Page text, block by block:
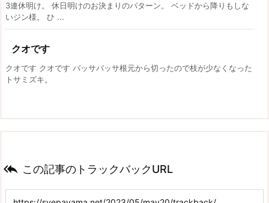
3連休明け。 休日明けのお決まりのパターン。 ベッドから降りもしな
いジン様。 ひ ...
クオです
クオです クオです バッサバッサ根元から切ったので枝が少なくなった
トサミズキ。
 この記事のトラックバックURL